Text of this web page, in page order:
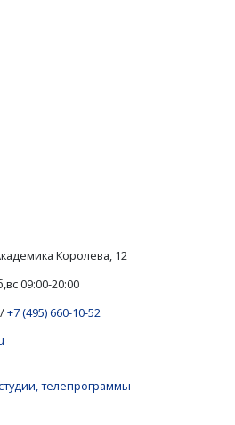
Королева, 12
09:00-20:00
/+7 (495) 660-10-52
телепрограммы